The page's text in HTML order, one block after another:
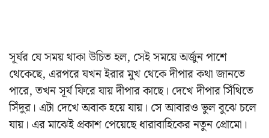
সূর্যর যে সময় থাকা উচিত হল, সেই সময়ে অর্জুন পাশে
থেকেছে, এরপরে যখন ইরার মুখ থেকে দীপার কথা জানতে
পারে, তখন সূর্য ফিরে যায় দীপার কাছে। দেখে দীপার সিঁথিতে
সিঁদুর। এটা দেখে অবাক হয়ে যায়। সে আবারও ভুল বুঝে চলে
যায়। এর মাঝেই প্রকাশ পেয়েছে ধারাবাহিকের নতুন প্রোমো।